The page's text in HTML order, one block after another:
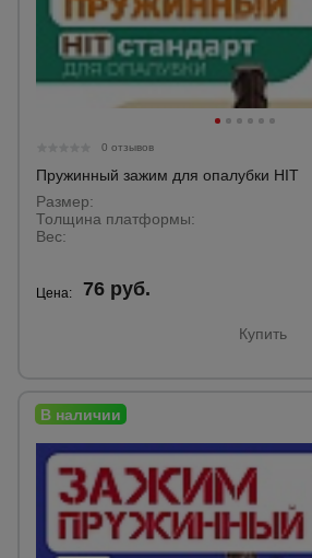
0 отзывов
Пружинный зажим для опалубки HIT
Размер:
Толщина платформы:
Вес:
Цена: 76 руб.
Купить
Мусоропровод
строительный
Фанера
ламинированная
Вибротехника
Оборудование
для работы с
арматурой